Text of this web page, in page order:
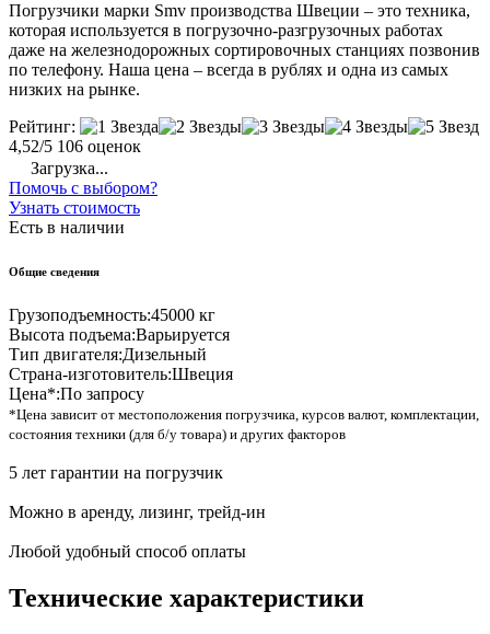
Погрузчики марки Smv производства Швеции – это техника,
которая используется в погрузочно-разгрузочных работах
даже на железнодорожных сортировочных станциях позвонив
по телефону. Наша цена – всегда в рублях и одна из самых
низких на рынке.
Рейтинг:
4,52/5 106 оценок
Загрузка...
Помочь с выбором?
Узнать стоимость
Есть в наличии
Общие сведения
Грузоподъемность:45000 кг
Высота подъема:Варьируется
Тип двигателя:Дизельный
Страна-изготовитель:Швеция
Цена*:По запросу
*Цена зависит от местоположения погрузчика, курсов валют, комплектации,
состояния техники (для б/у товара) и других факторов
5 лет гарантии на погрузчик
Можно в аренду, лизинг, трейд-ин
Любой удобный способ оплаты
Технические характеристики